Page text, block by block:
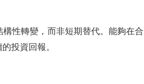
性轉變，而非短期替代。能夠在合
投資回報。